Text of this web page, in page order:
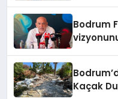
Bodrum
Kaçak